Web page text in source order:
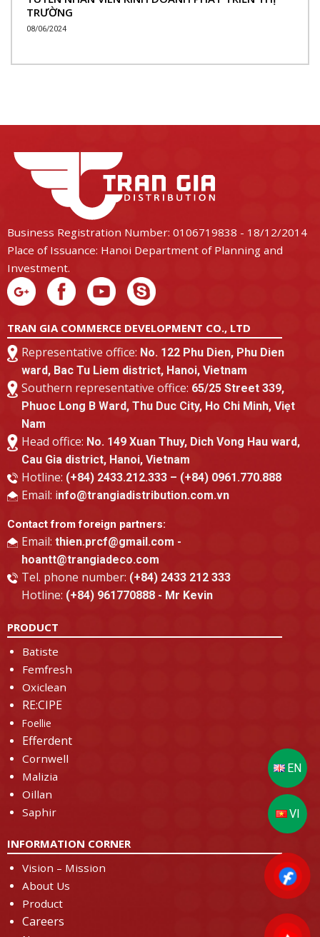
TRƯỜNG
08/06/2024
Business Registration Number: 0106719838 - 18/12/2014
Place of Issuance: Hanoi Department of Planning and
Investment.
TRAN GIA COMMERCE DEVELOPMENT CO., LTD
Representative office: No. 122 Phu Dien, Phu Dien
ward, Bac Tu Liem district, Hanoi, Vietnam
Southern representative office: 65/25 Street 339,
Phuoc Long B Ward, Thu Duc City, Ho Chi Minh, Viẹt
Nam
Head office: No. 149 Xuan Thuy, Dich Vong Hau ward,
Cau Gia district, Hanoi, Vietnam
Hotline: (+84) 2433.212.333 – (+84) 0961.770.888
Email: info@trangiadistribution.com.vn
Contact from foreign partners:
Email: thien.prcf@gmail.com -
hoantt@trangiadeco.com
Tel. phone number: (+84) 2433 212 333
Hotline: (+84) 961770888 - Mr Kevin
PRODUCT
Batiste
Femfresh
Oxiclean
RE:CIPE
Foellie
Efferdent
Cornwell
Malizia
Oillan
Saphir
INFORMATION CORNER
Vision – Mission
About Us
Product
Careers